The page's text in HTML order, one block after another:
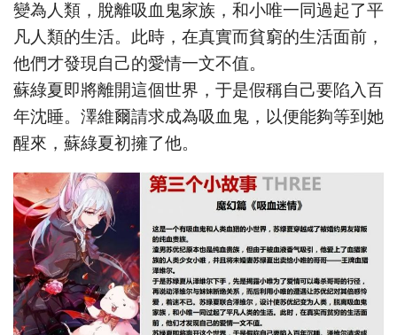
變為人類，脫離吸血鬼家族，和小唯一同過起了平
凡人類的生活。此時，在真實而貧窮的生活面前，
他們才發現自己的愛情一文不值。
蘇綠夏即將離開這個世界，于是假稱自己要陷入百
年沈睡。澤維爾請求成為吸血鬼，以便能夠等到她
醒來，蘇綠夏初擁了他。